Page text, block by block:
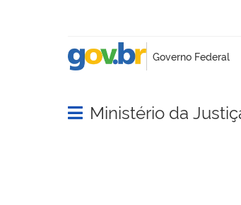
Abrir menu principal de
Ministério da